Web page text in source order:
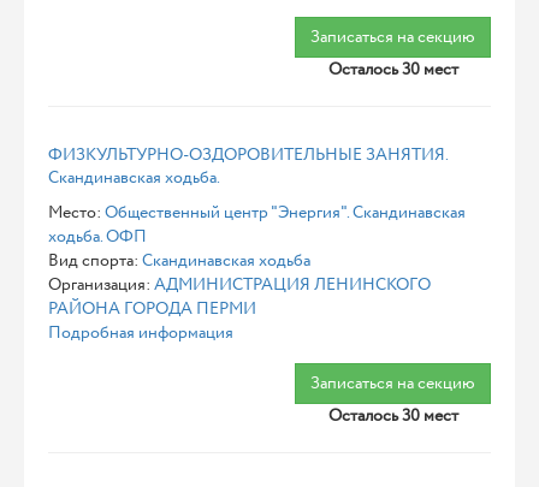
Записаться на секцию
Осталось 30 мест
ФИЗКУЛЬТУРНО-ОЗДОРОВИТЕЛЬНЫЕ ЗАНЯТИЯ.
Скандинавская ходьба.
Место: Общественный центр "Энергия". Скандинавская
ходьба. ОФП
Вид спорта: Скандинавская ходьба
Организация: АДМИНИСТРАЦИЯ ЛЕНИНСКОГО
РАЙОНА ГОРОДА ПЕРМИ
Подробная информация
Записаться на секцию
Осталось 30 мест